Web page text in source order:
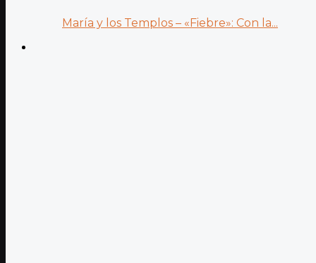
María y los Templos – «Fiebre»: Con la...